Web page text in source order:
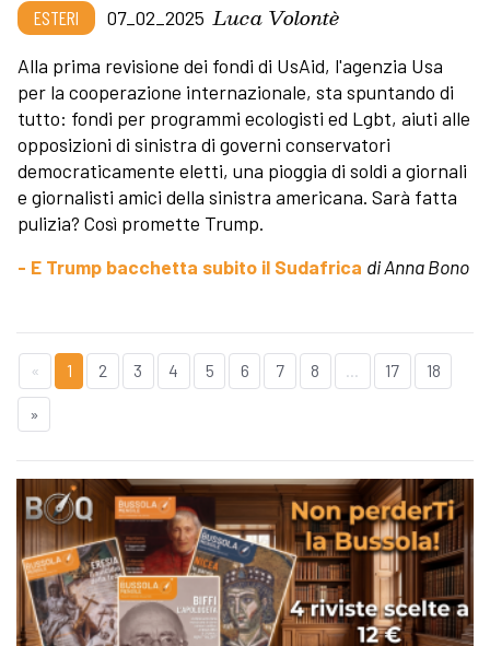
ESTERI 07_02_2025 Luca Volontè
Alla prima revisione dei fondi di UsAid, l'agenzia Usa
per la cooperazione internazionale, sta spuntando di
tutto: fondi per programmi ecologisti ed Lgbt, aiuti alle
opposizioni di sinistra di governi conservatori
democraticamente eletti, una pioggia di soldi a giornali
e giornalisti amici della sinistra americana. Sarà fatta
pulizia? Così promette Trump.
- E Trump bacchetta subito il Sudafrica di Anna Bono
« 1 2 3 4 5 6 7 8 ... 17 18
»